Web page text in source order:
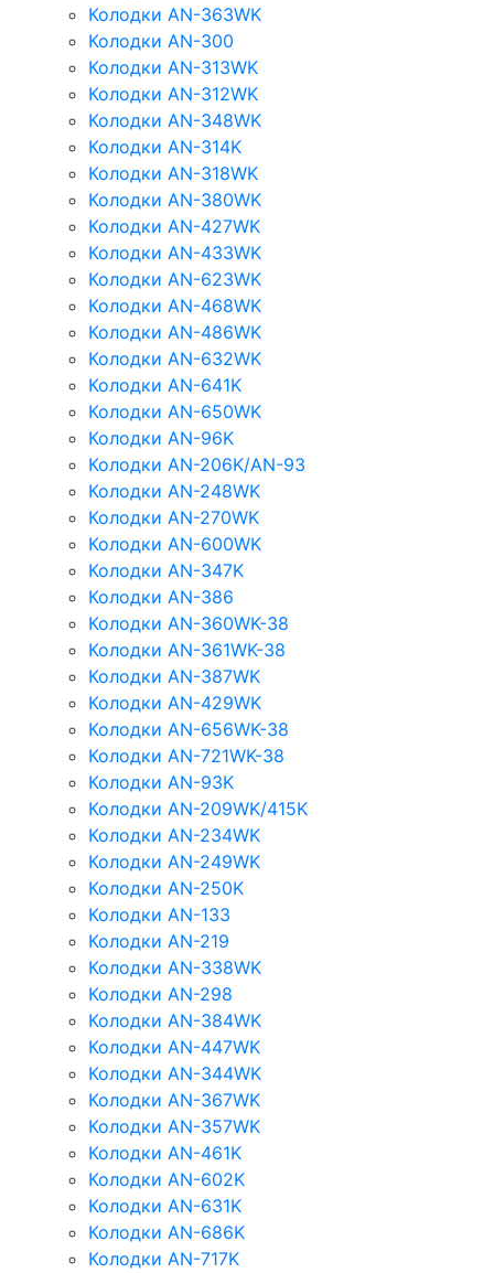
Колодки AN-363WK
Колодки AN-300
Колодки AN-313WK
Колодки AN-312WK
Колодки AN-348WK
Колодки AN-314K
Колодки AN-318WK
Колодки AN-380WK
Колодки AN-427WK
Колодки AN-433WK
Колодки AN-623WK
Колодки AN-468WK
Колодки AN-486WK
Колодки AN-632WK
Колодки AN-641K
Колодки AN-650WK
Колодки AN-96K
Колодки AN-206K/AN-93
Колодки AN-248WK
Колодки AN-270WK
Колодки AN-600WK
Колодки AN-347K
Колодки AN-386
Колодки AN-360WK-38
Колодки AN-361WK-38
Колодки AN-387WK
Колодки AN-429WK
Колодки AN-656WK-38
Колодки AN-721WK-38
Колодки AN-93K
Колодки AN-209WK/415K
Колодки AN-234WK
Колодки AN-249WK
Колодки AN-250K
Колодки AN-133
Колодки AN-219
Колодки AN-338WK
Колодки AN-298
Колодки AN-384WK
Колодки AN-447WK
Колодки AN-344WK
Колодки AN-367WK
Колодки AN-357WK
Колодки AN-461K
Колодки AN-602K
Колодки AN-631K
Колодки AN-686K
Колодки AN-717K